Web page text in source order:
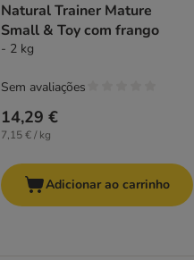
Natural Trainer Mature
Small & Toy com frango
- 2 kg
14,29 €
7,15 € / kg
Sem avaliações
Adicionar ao carrinho